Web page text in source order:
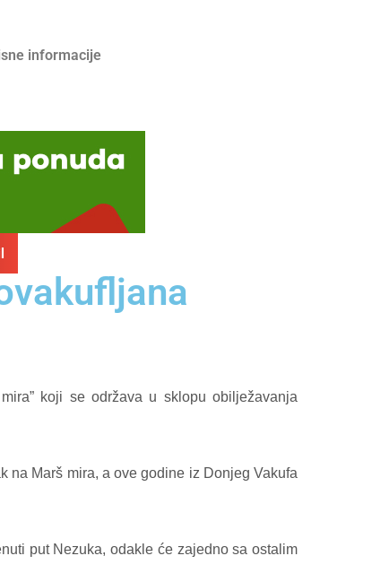
informacije
koji se održava u sklopu obilježavanja
na Marš mira, a ove godine iz Donjeg Vakufa
put Nezuka, odakle će zajedno sa ostalim